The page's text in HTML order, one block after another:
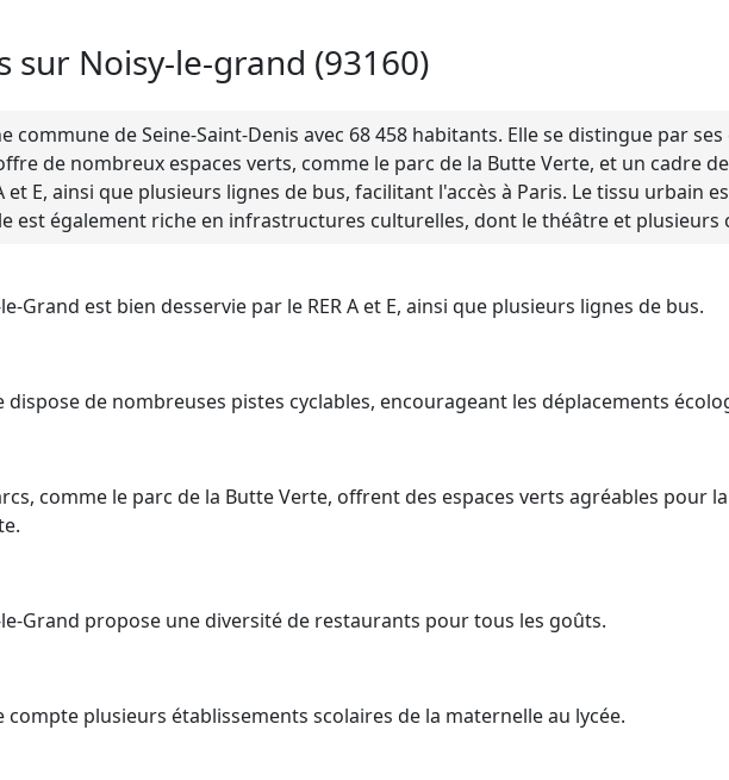
sur Noisy-le-grand (93160)
commune de Seine-Saint-Denis avec 68 458 habitants. Elle se distingue par
de nombreux espaces verts, comme le parc de la Butte Verte, et un cadre
et E, ainsi que plusieurs lignes de bus, facilitant l'accès à Paris. Le tissu urbain
est également riche en infrastructures culturelles, dont le théâtre et plusieurs
Grand est bien desservie par le RER A et E, ainsi que plusieurs lignes de bus.
dispose de nombreuses pistes cyclables, encourageant les déplacements
comme le parc de la Butte Verte, offrent des espaces verts agréables pour la
Grand propose une diversité de restaurants pour tous les goûts.
compte plusieurs établissements scolaires de la maternelle au lycée.